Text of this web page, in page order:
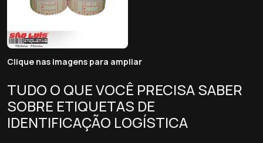
Clique nas imagens para ampliar
TUDO O QUE VOCÊ PRECISA SABER
SOBRE ETIQUETAS DE
IDENTIFICAÇÃO LOGÍSTICA